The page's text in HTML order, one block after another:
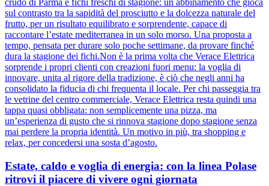
sul contrasto tra la sapidità del prosciutto e la dolcezza naturale del
frutto, per un risultato equilibrato e sorprendente, capace di
raccontare l’estate mediterranea in un solo morso. Una proposta a
tempo, pensata per durare solo poche settimane, da provare finché
dura la stagione dei fichi.Non è la prima volta che Verace Elettrica
sorprende i propri clienti con creazioni fuori menu: la voglia di
innovare, unita al rigore della tradizione, è ciò che negli anni ha
consolidato la fiducia di chi frequenta il locale. Per chi passeggia tra
le vetrine del centro commerciale, Verace Elettrica resta quindi una
tappa quasi obbligata: non semplicemente una pizza, ma
un’esperienza di gusto che si rinnova stagione dopo stagione senza
mai perdere la propria identità. Un motivo in più, tra shopping e
relax, per concedersi una sosta d’agosto.
Estate, caldo e voglia di energia: con la linea Polase
ritrovi il piacere di vivere ogni giornata